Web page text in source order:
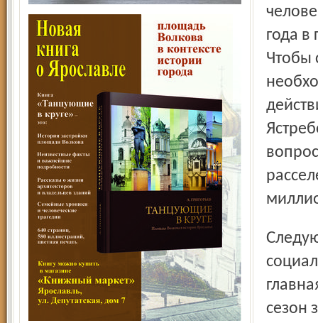
года в
Чтобы
Следующий вопрос – подготовка объектов ЖКХ и
сезон